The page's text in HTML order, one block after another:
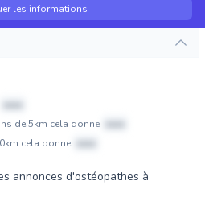
les informations
xxxx
de 5km cela donne
xxxx
cela donne
xxxx
annonces d'ostéopathes à